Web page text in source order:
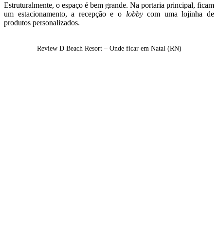
Estruturalmente, o espaço é bem grande. Na portaria principal, ficam
um estacionamento, a recepção e o lobbycom uma lojinha de
produtos personalizados.
Review D Beach Resort – Onde ficar em Natal (RN)